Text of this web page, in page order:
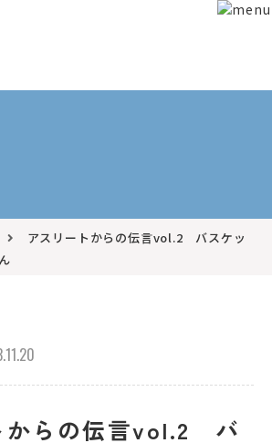
アスリートからの伝言vol.2 バスケッ
からの伝言vol.2 バ